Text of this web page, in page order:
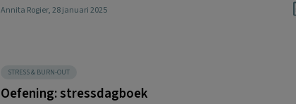
Annita Rogier, 28 januari 2025
STRESS & BURN-OUT
Oefening: stressdagboek